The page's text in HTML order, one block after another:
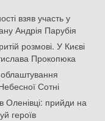
взяв участь у
Андрія Парубія
розмові. У Києві
Прокопюка
облаштування
Сотні
Оленівці: прийди на
героїв